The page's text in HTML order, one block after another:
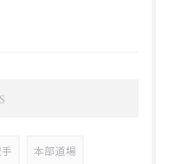
本部道場